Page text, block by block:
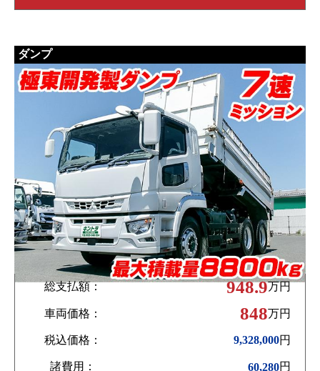
ダンプ
総支払額： 948.9万円
車両価格： 848万円
税込価格： 9,328,000円
諸費用： 60,280円